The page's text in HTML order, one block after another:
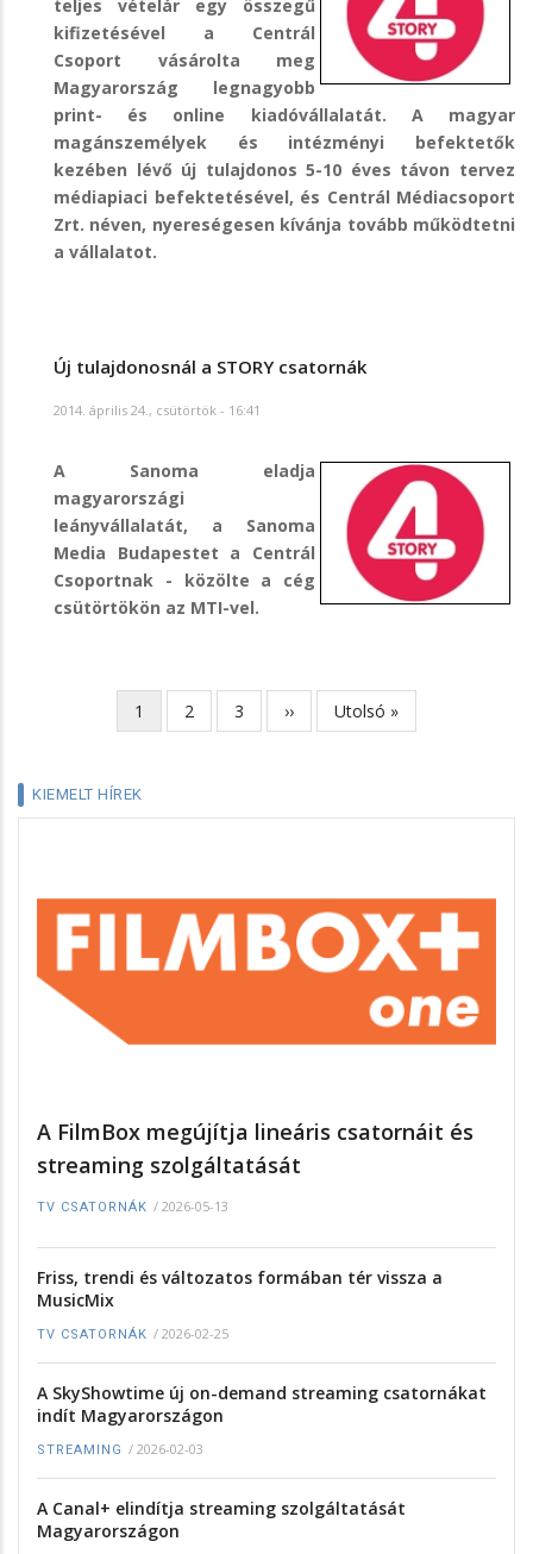
teljes vételár egy összegű
kifizetésével a Centrál
Csoport vásárolta meg
Magyarország legnagyobb
print- és online kiadóvállalatát. A magyar
magánszemélyek és intézményi befektetők
kezében lévő új tulajdonos 5-10 éves távon tervez
médiapiaci befektetésével, és Centrál Médiacsoport
Zrt. néven, nyereségesen kívánja tovább működtetni
a vállalatot.
Új tulajdonosnál a STORY csatornák
2014. április 24., csütörtök - 16:41
A Sanoma eladja
magyarországi
leányvállalatát, a Sanoma
Media Budapestet a Centrál
Csoportnak - közölte a cég
csütörtökön az MTI-vel.
OldalszámozásJelenlegi
oldal
1 Page
2 Page
3
Következő
oldal
››
Utolsó
oldal
Utolsó »
KIEMELT HÍREK
A FilmBox megújítja lineáris csatornáit és
streaming szolgáltatását
TV CSATORNÁK / 2026-05-13
Friss, trendi és változatos formában tér vissza a
MusicMix
TV CSATORNÁK / 2026-02-25
A SkyShowtime új on-demand streaming csatornákat
indít Magyarországon
STREAMING / 2026-02-03
A Canal+ elindítja streaming szolgáltatását
Magyarországon